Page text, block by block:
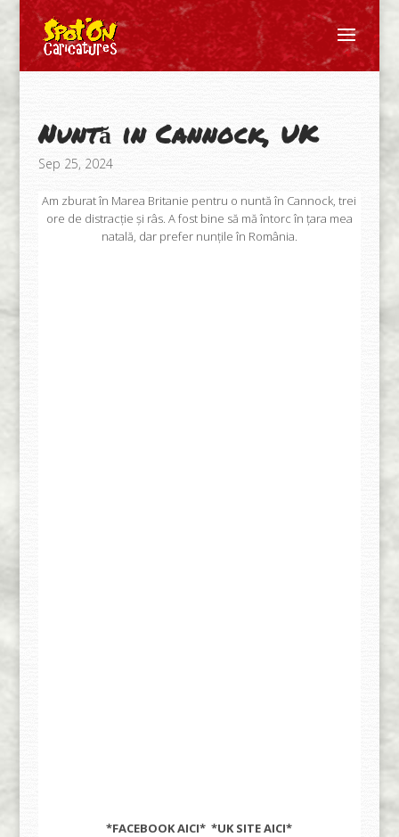
Nuntă in Cannock, UK
Sep 25, 2024
Am zburat în Marea Britanie pentru o nuntă în Cannock, trei
ore de distracție și râs. A fost bine să mă întorc în țara mea
natală, dar prefer nunțile în România.
*FACEBOOKAICI* *UK SITEAICI*